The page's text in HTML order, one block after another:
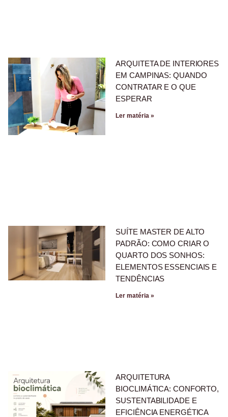
ARQUITETA DE INTERIORES
EM CAMPINAS: QUANDO
CONTRATAR E O QUE
ESPERAR
Ler matéria »
SUÍTE MASTER DE ALTO
PADRÃO: COMO CRIAR O
QUARTO DOS SONHOS:
ELEMENTOS ESSENCIAIS E
TENDÊNCIAS
Ler matéria »
ARQUITETURA
BIOCLIMÁTICA: CONFORTO,
SUSTENTABILIDADE E
EFICIÊNCIA ENERGÉTICA